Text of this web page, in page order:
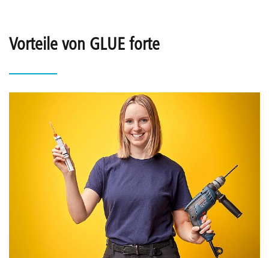
Vorteile von GLUE forte